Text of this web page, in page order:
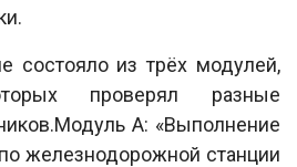
состояло из трёх модулей,
проверял разные
А: «Выполнение
железнодорожной станции